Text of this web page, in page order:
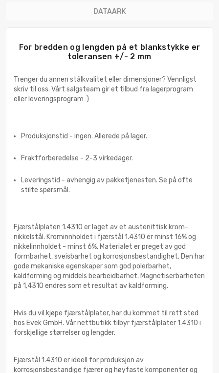
DATAARK
For bredden og lengden på et blankstykke er
toleransen +/- 2 mm
Trenger du annen stålkvalitet eller dimensjoner? Vennligst
skriv til oss. Vårt salgsteam gir et tilbud fra lagerprogram
eller leveringsprogram :)
Produksjonstid - ingen. Allerede på lager.
Fraktforberedelse - 2-3 virkedager.
Leveringstid - avhengig av pakketjenesten. Se på ofte
stilte spørsmål.
Fjærstålplaten 1.4310 er laget av et austenittisk krom-
nikkelstål. Krominnholdet i fjærstål 1.4310 er minst 16% og
nikkelinnholdet - minst 6%. Materialet er preget av god
formbarhet, sveisbarhet og korrosjonsbestandighet. Den har
gode mekaniske egenskaper som god polerbarhet,
kaldforming og middels bearbeidbarhet. Magnetiserbarheten
på 1,4310 endres som et resultat av kaldforming.
Hvis du vil kjøpe fjærstålplater, har du kommet til rett sted
hos Evek GmbH. Vår nettbutikk tilbyr fjærstålplater 1.4310 i
forskjellige størrelser og lengder.
Fjærstål 1.4310 er ideell for produksjon av
korrosjonsbestandige fjærer og høyfaste komponenter og